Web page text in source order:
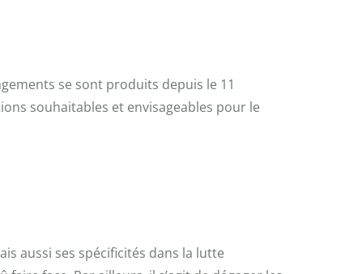
se sont produits depuis le 11
souhaitables et envisageables pour le
aussi ses spécificités dans la lutte